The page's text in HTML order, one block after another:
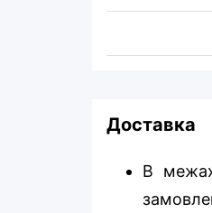
Доставка
В